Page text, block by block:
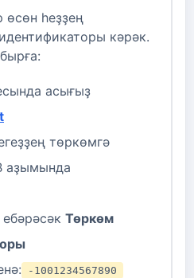
өсөн һеҙҙең
кәрәк.
асығыҙ
төркөмгә
аҙымында
Төркөм
-1001234567890